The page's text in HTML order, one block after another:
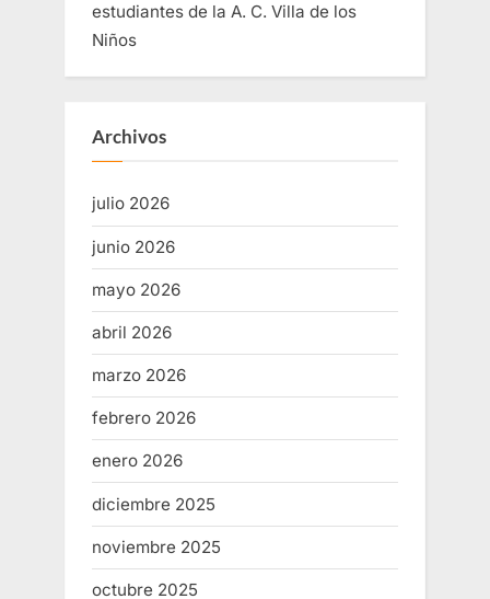
estudiantes de la A. C. Villa de los
Niños
Archivos
julio 2026
junio 2026
mayo 2026
abril 2026
marzo 2026
febrero 2026
enero 2026
diciembre 2025
noviembre 2025
octubre 2025